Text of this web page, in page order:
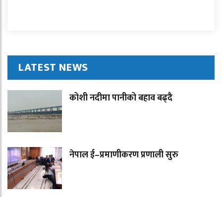
LATEST NEWS
कोशी नदीमा पानीको बहाव बढ्दै
नेपाल ई–प्रमाणीकरण प्रणाली सुरु